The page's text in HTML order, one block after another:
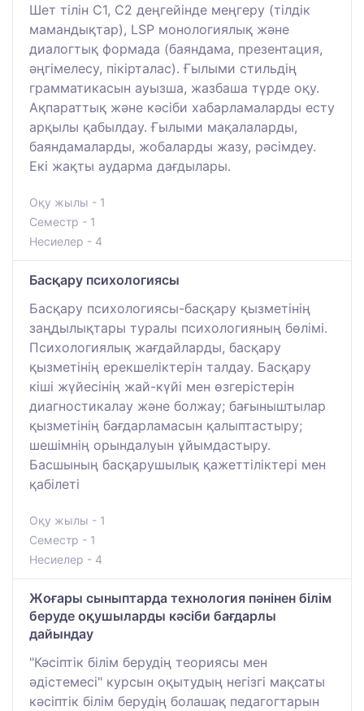
Шет тілін С1, С2 деңгейінде меңгеру (тілдік
мамандықтар), LSP монологиялық және
диалогтық формада (баяндама, презентация,
әңгімелесу, пікірталас). Ғылыми стильдің
грамматикасын ауызша, жазбаша түрде оқу.
Ақпараттық және кәсіби хабарламаларды есту
арқылы қабылдау. Ғылыми мақалаларды,
баяндамаларды, жобаларды жазу, рәсімдеу.
Екі жақты аударма дағдылары.
Оқу жылы - 1
Семестр - 1
Несиелер - 4
Басқару психологиясы
Басқару психологиясы-басқару қызметінің
заңдылықтары туралы психологияның бөлімі.
Психологиялық жағдайларды, басқару
қызметінің ерекшеліктерін талдау. Басқару
кіші жүйесінің жай-күйі мен өзгерістерін
диагностикалау және болжау; бағыныштылар
қызметінің бағдарламасын қалыптастыру;
шешімнің орындалуын ұйымдастыру.
Басшының басқарушылық қажеттіліктері мен
қабілеті
Оқу жылы - 1
Семестр - 1
Несиелер - 4
Жоғары сыныптарда технология пәнінен білім
беруде оқушыларды кәсіби бағдарлы
дайындау
"Кәсіптік білім берудің теориясы мен
әдістемесі" курсын оқытудың негізгі мақсаты
кәсіптік білім берудің болашақ педагогтарын